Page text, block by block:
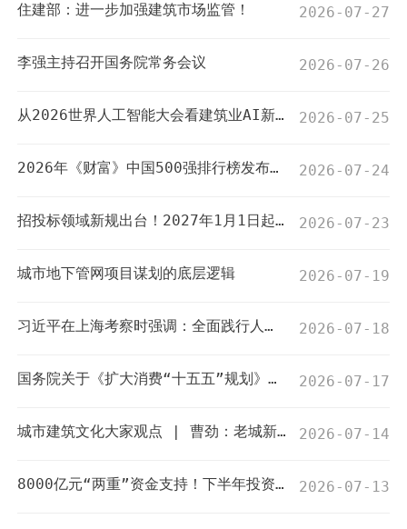
住建部：进一步加强建筑市场监管！ 2026-07-27
李强主持召开国务院常务会议 2026-07-26
从2026世界人工智能大会看建筑业AI新图景！ 2026-07-25
2026年《财富》中国500强排行榜发布！16家工程与建筑行业企业上榜！ 2026-07-24
招投标领域新规出台！2027年1月1日起施行！ 2026-07-23
城市地下管网项目谋划的底层逻辑 2026-07-19
习近平在上海考察时强调：全面践行人民城市理念 高质量推进城市更新 2026-07-18
国务院关于《扩大消费“十五五”规划》的批复 2026-07-17
城市建筑文化大家观点 | 曹劲：老城新生 焕发时代光彩——历史文化遗产保护激发老城新活力 2026-07-14
8000亿元“两重”资金支持！下半年投资加力！ 2026-07-13